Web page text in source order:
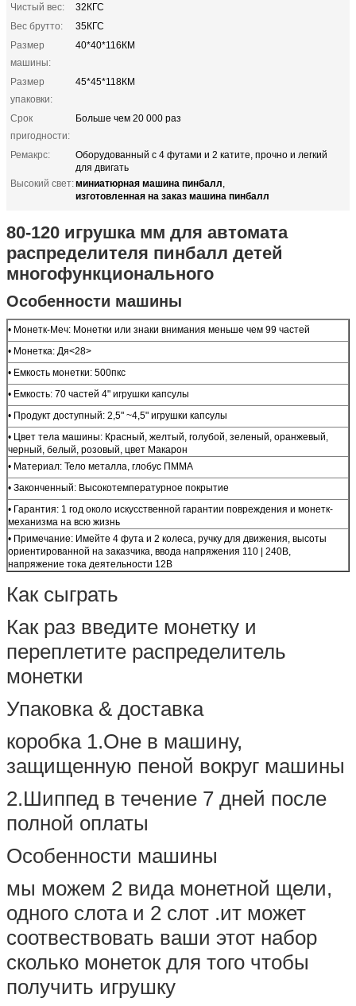
Чистый вес:
32КГС
Вес брутто:
35КГС
Размер
машины:
40*40*116КМ
Размер
упаковки:
45*45*118КМ
Срок
пригодности:
Больше чем 20 000 раз
Ремакрс:
Оборудованный с 4 футами и 2 катите, прочно и легкий
для двигать
Высокий свет:миниатюрная машина пинбалл,
изготовленная на заказ машина пинбалл
80-120 игрушка мм для автомата
распределителя пинбалл детей
многофункционального
Особенности машины
• Монетк-Меч: Монетки или знаки внимания меньше чем 99 частей
• Монетка: Дя<28>
• Емкость монетки: 500пкс
• Емкость: 70 частей 4" игрушки капсулы
• Продукт доступный: 2,5" ~4,5" игрушки капсулы
• Цвет тела машины: Красный, желтый, голубой, зеленый, оранжевый,
черный, белый, розовый, цвет Макарон
• Материал: Тело металла, глобус ПММА
• Законченный: Высокотемпературное покрытие
• Гарантия: 1 год около искусственной гарантии повреждения и монетк-
механизма на всю жизнь
• Примечание: Имейте 4 фута и 2 колеса, ручку для движения, высоты
ориентированной на заказчика, ввода напряжения 110 | 240В,
напряжение тока деятельности 12В
Как сыграть
Как раз введите монетку и
переплетите распределитель
монетки
Упаковка & доставка
коробка 1.Оне в машину,
защищенную пеной вокруг машины
2.Шиппед в течение 7 дней после
полной оплаты
Особенности машины
мы можем 2 вида монетной щели,
одного слота и 2 слот .ит может
соотвествовать ваши этот набор
сколько монеток для того чтобы
получить игрушку